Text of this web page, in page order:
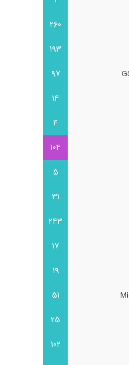
260
193
97
14
4
104
5
31
243
17
19
51
25
102